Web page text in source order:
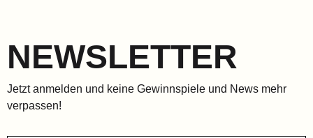
NEWSLETTER
Jetzt anmelden und keine Gewinnspiele und News mehr
verpassen!